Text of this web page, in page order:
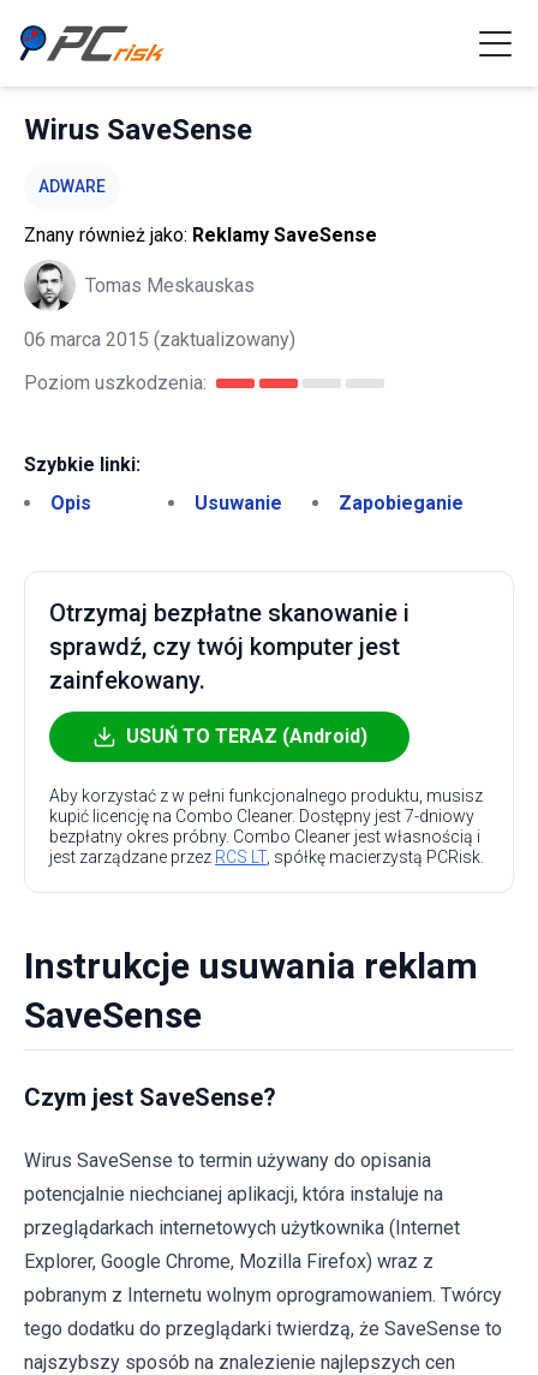
Wirus SaveSense
ADWARE
Znany również jako: Reklamy SaveSense
Tomas Meskauskas
06 marca 2015 (zaktualizowany)
Poziom uszkodzenia:
Szybkie linki:
Opis
Usuwanie Zapobieganie
Otrzymaj bezpłatne skanowanie i
sprawdź, czy twój komputer jest
zainfekowany.
USUŃ TO TERAZ (Android)
Aby korzystać z w pełni funkcjonalnego produktu, musisz
kupić licencję na Combo Cleaner. Dostępny jest 7-dniowy
bezpłatny okres próbny. Combo Cleaner jest własnością i
jest zarządzane przez RCS LT, spółkę macierzystą PCRisk.
Instrukcje usuwania reklam
SaveSense
Czym jest SaveSense?
Wirus SaveSense to termin używany do opisania
potencjalnie niechcianej aplikacji, która instaluje na
przeglądarkach internetowych użytkownika (Internet
Explorer, Google Chrome, Mozilla Firefox) wraz z
pobranym z Internetu wolnym oprogramowaniem. Twórcy
tego dodatku do przeglądarki twierdzą, że SaveSense to
najszybszy sposób na znalezienie najlepszych cen